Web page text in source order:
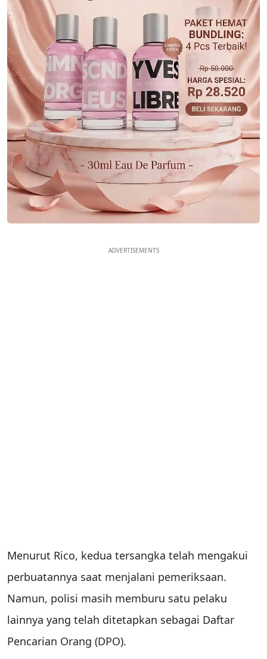
ADVERTISEMENTS
Menurut Rico, kedua tersangka telah mengakui
perbuatannya saat menjalani pemeriksaan.
Namun, polisi masih memburu satu pelaku
lainnya yang telah ditetapkan sebagai Daftar
Pencarian Orang (DPO).